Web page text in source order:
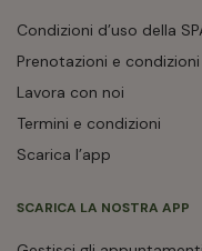
Condizioni d’uso della
Prenotazioni e
Lavora con noi
Termini e condizioni
Scarica l’app
SCARICA LA NOSTRA APP